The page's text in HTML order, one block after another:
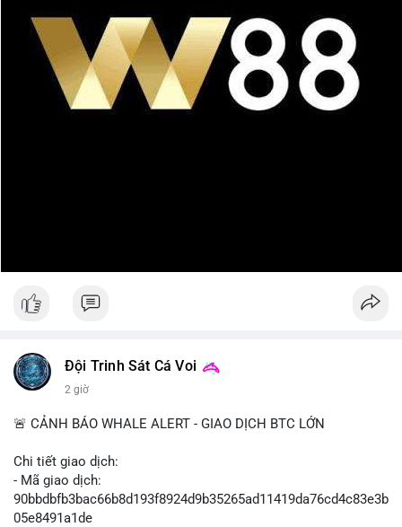
Đội Trinh Sát Cá Voi
2 giờ
🚨 CẢNH BÁO WHALE ALERT - GIAO DỊCH BTC LỚN
Chi tiết giao dịch:
- Mã giao dịch:
90bbdbfb3bac66b8d193f8924d9b35265ad11419da76cd4c83e3b
05e8491a1de